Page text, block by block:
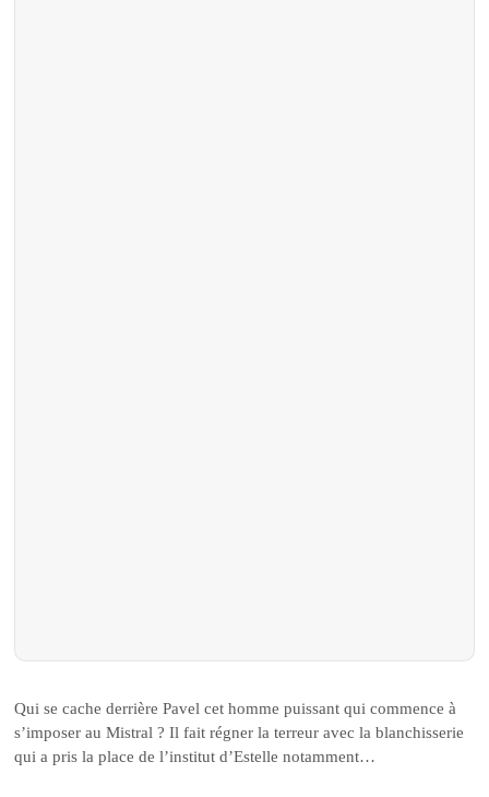
Qui se cache derrière Pavel cet homme puissant qui commence à
s’imposer au Mistral ? Il fait régner la terreur avec la blanchisserie
qui a pris la place de l’institut d’Estelle notamment…